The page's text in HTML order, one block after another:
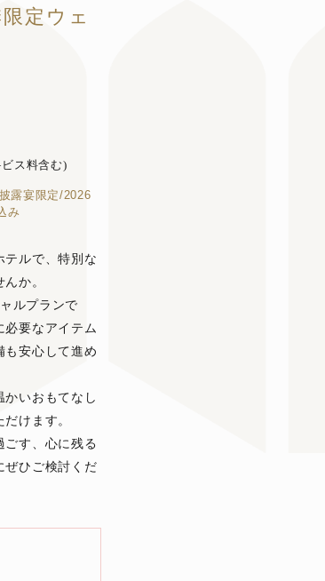
定ウェ
ス料含む)
露宴限定/2026
み
テルで、特別な
か。
ルプランで
必要なアイテム
も安心して進め
かいおもてなし
けます。
ごす、心に残る
ぜひご検討くだ